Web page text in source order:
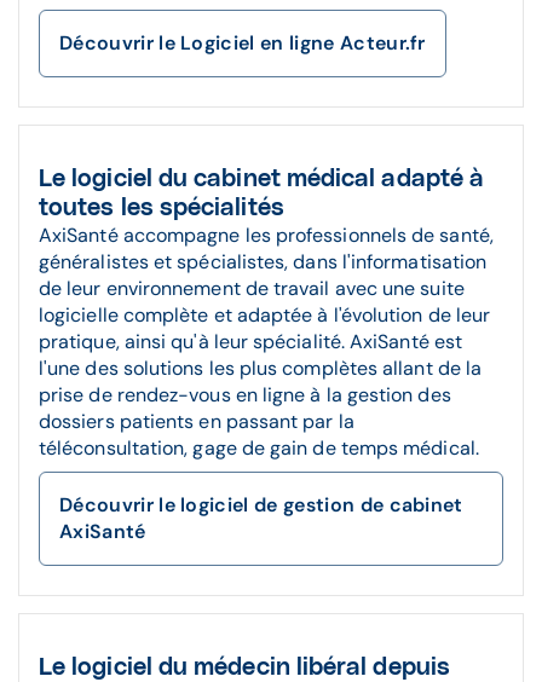
Découvrir le Logiciel en ligne Acteur.fr
Le logiciel du cabinet médical adapté à
toutes les spécialités
AxiSanté accompagne les professionnels de santé,
généralistes et spécialistes, dans l'informatisation
de leur environnement de travail avec une suite
logicielle complète et adaptée à l'évolution de leur
pratique, ainsi qu'à leur spécialité. AxiSanté est
l'une des solutions les plus complètes allant de la
prise de rendez-vous en ligne à la gestion des
dossiers patients en passant par la
téléconsultation, gage de gain de temps médical.
Découvrir le logiciel de gestion de cabinet
AxiSanté
Le logiciel du médecin libéral depuis